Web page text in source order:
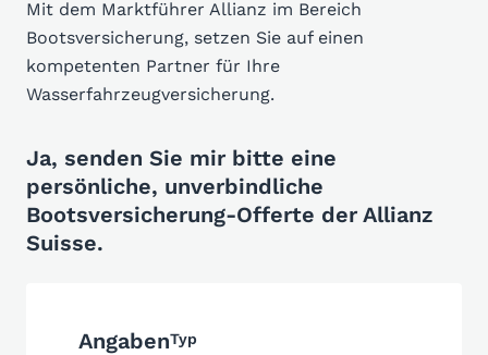
Mit dem Marktführer Allianz im Bereich
Bootsversicherung, setzen Sie auf einen
kompetenten Partner für Ihre
Wasserfahrzeugversicherung.
Ja, senden Sie mir bitte eine
persönliche, unverbindliche
Bootsversicherung-Offerte der Allianz
Suisse.
AngabenTyp